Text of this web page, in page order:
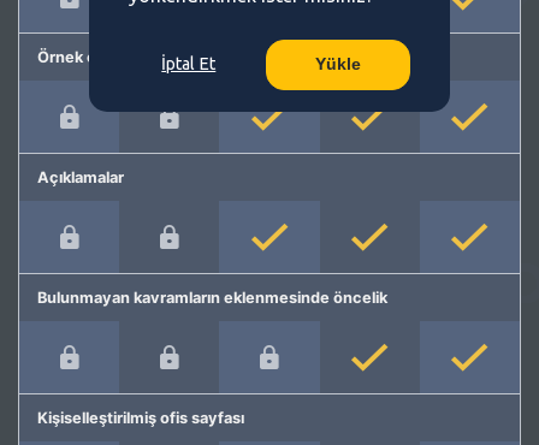
Örnek cümleler
Açıklamalar
Bulunmayan kavramların eklenmesinde öncelik
Kişiselleştirilmiş ofis sayfası
İptal Et Yükle